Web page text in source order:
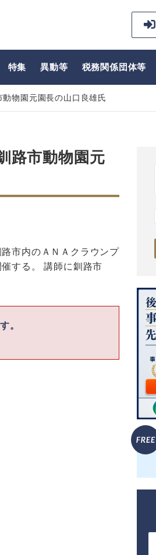
特集 異動等 税務関係団体等
物園元園長の山口良雄氏
路市動物園元
市内のＡＮＡクラウンプ
する。 講師に釧路市
。